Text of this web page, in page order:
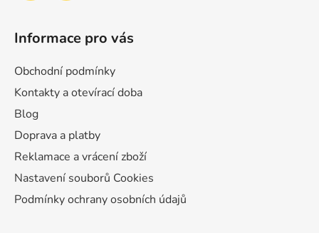
Informace pro vás
Obchodní podmínky
Kontakty a otevírací doba
Blog
Doprava a platby
Reklamace a vrácení zboží
Nastavení souborů Cookies
Podmínky ochrany osobních údajů